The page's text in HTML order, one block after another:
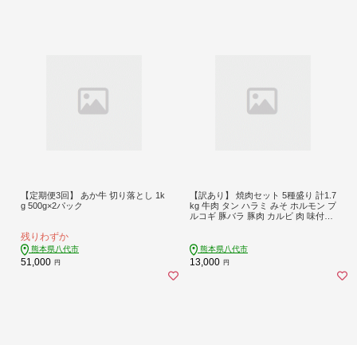
【定期便3回】 あか牛 切り落とし 1k
g 500g×2パック
残りわずか
熊本県八代市
51,000 円
【訳あり】 焼肉セット 5種盛り 計1.7
kg 牛肉 タン ハラミ みそ ホルモン プ
ルコギ 豚バラ 豚肉 カルビ 肉 味付き
熊本県八代市
13,000 円